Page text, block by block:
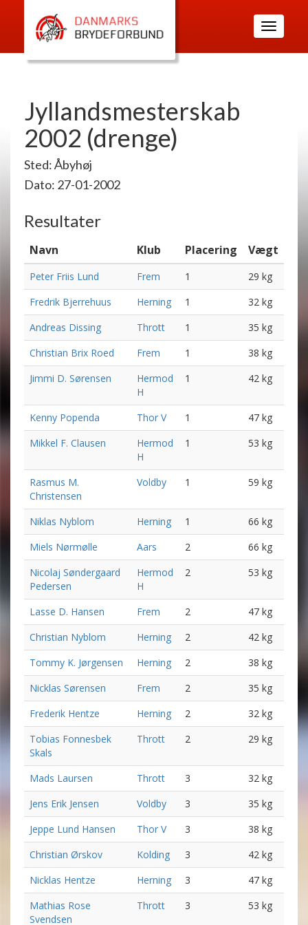
Toggle
navigation
Jyllandsmesterskab
2002 (drenge)
Sted: Åbyhøj
Dato: 27-01-2002
Resultater
Navn Klub Placering Vægt
Peter Friis Lund Frem 1
29 kg
Fredrik Bjerrehuus
Herning 1
32 kg
Andreas Dissing
Thrott 1
35 kg
Christian Brix Roed
Frem 1
38 kg
Jimmi D. Sørensen
Hermod
H
1 42 kg
Kenny Popenda Thor V 1
47 kg
Mikkel F. Clausen
Hermod
H
1 53 kg
Rasmus M.
Christensen
Voldby 1 59 kg
Niklas Nyblom Herning 1
66 kg
Miels Nørmølle
Aars 2
66 kg
Nicolaj Søndergaard
Pedersen
Hermod
H
2 53 kg
Lasse D. Hansen Frem 2
47 kg
Christian Nyblom
Herning 2
42 kg
Tommy K. Jørgensen
Herning 2
38 kg
Nicklas Sørensen
Frem 2
35 kg
Frederik Hentze
Herning 2
32 kg
Tobias Fonnesbek
Skals
Thrott 2 29 kg
Mads Laursen Thrott 3
32 kg
Jens Erik Jensen
Voldby 3
35 kg
Jeppe Lund Hansen
Thor V 3
38 kg
Christian Ørskov
Kolding 3
42 kg
Nicklas Hentze
Herning 3
47 kg
Mathias Rose
Svendsen
Thrott 3 53 kg